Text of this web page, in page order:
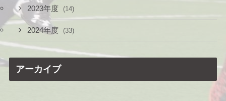
2023年度 (14)
2024年度 (33)
アーカイブ